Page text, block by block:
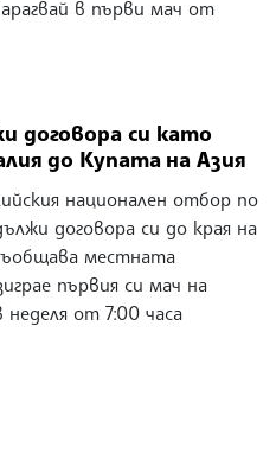
в първи мач от
договора си като
до Купата на Азия
национален отбор по
договора си до края на
местната
първия си мач на
от 7:00 часа